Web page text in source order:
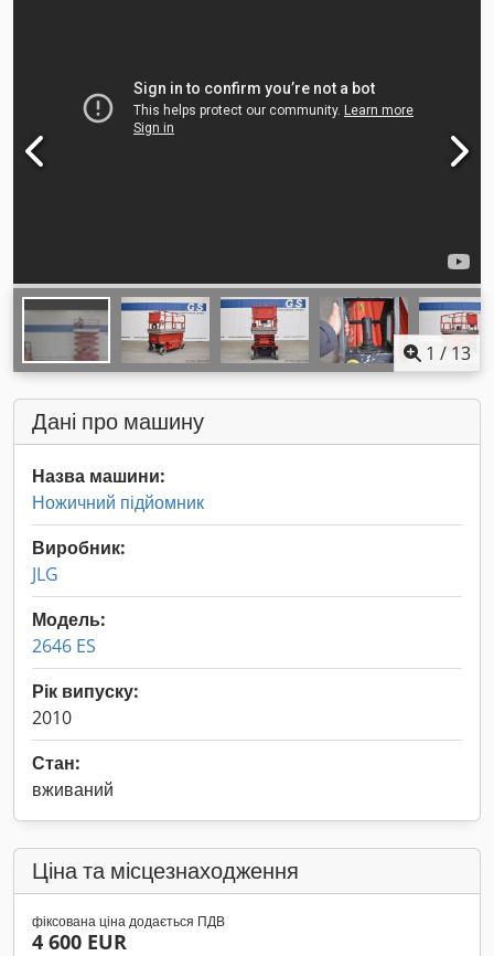
1 / 13
Дані про машину
Назва машини:
Ножичний підйомник
Виробник:
JLG
Модель:
2646 ES
Рік випуску:
2010
Стан:
вживаний
Ціна та місцезнаходження
фіксована ціна додається ПДВ
4 600 EUR